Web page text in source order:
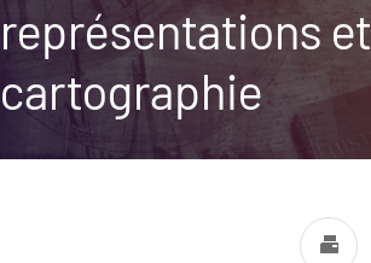
représentations et
cartographie